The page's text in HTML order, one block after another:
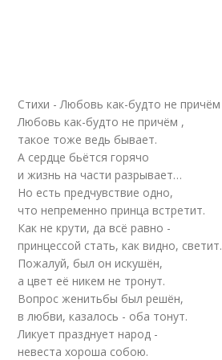
Стихи - Любовь как-будто не причём
Любовь как-будто не причём ,
такое тоже ведь бывает.
А сердце бьётся горячо
и жизнь на части разрывает…
Но есть предчувствие одно,
что непременно принца встретит.
Как не крути, да всё равно -
принцессой стать, как видно, светит.
Пожалуй, был он искушён,
а цвет её никем не тронут.
Вопрос женитьбы был решён,
в любви, казалось - оба тонут.
Ликует празднует народ -
невеста хороша собою.